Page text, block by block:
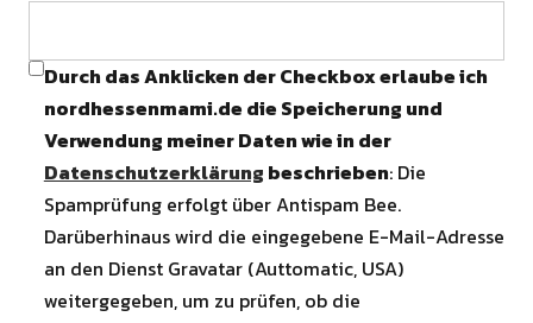
Durch das Anklicken der Checkbox erlaube ich
nordhessenmami.de die Speicherung und
Verwendung meiner Daten wie in der
Datenschutzerklärung beschrieben: Die
Spamprüfung erfolgt über Antispam Bee.
Darüberhinaus wird die eingegebene E-Mail-Adresse
an den Dienst Gravatar (Auttomatic, USA)
weitergegeben, um zu prüfen, ob die